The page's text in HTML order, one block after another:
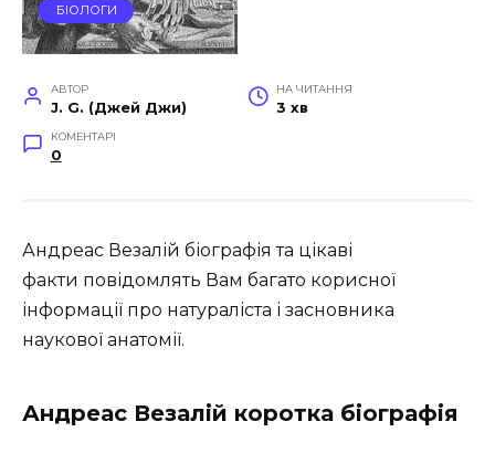
БІОЛОГИ
АВТОР
J. G. (Джей Джи)
НА ЧИТАННЯ
3 хв
КОМЕНТАРІ
0
Андреас Везалій біографія та цікаві
факти повідомлять Вам багато корисної
інформації про натураліста і засновника
наукової анатомії.
Андреас Везалій коротка біографія